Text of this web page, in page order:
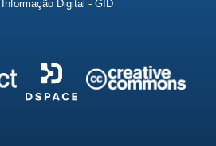
Digital - GID